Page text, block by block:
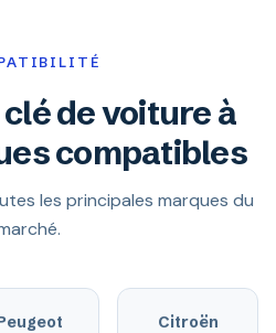
de voiture à
compatibles
les principales marques du
Citroën